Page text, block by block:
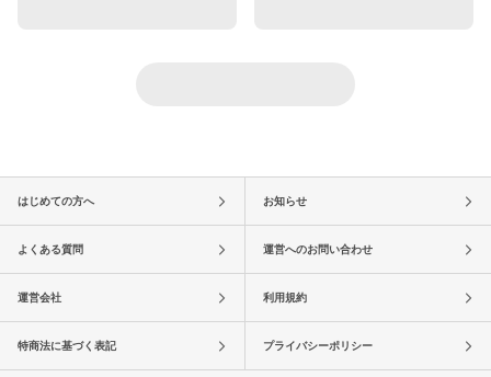
はじめての方へ お知らせ
よくある質問 運営へのお問い合わせ
運営会社 利用規約
特商法に基づく表記 プライバシーポリシー